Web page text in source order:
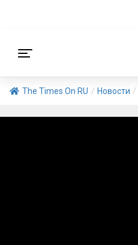
The Times On RU / Новости /